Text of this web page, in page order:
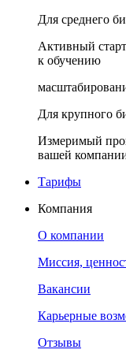
Для среднего
Активный
к обучению
Для крупного
Измеримый
вашей
Тарифы
Компания
О компании
Миссия,
Вакансии
Карьерные
Отзывы